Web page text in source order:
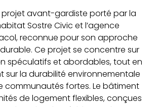
projet avant-gardiste porté par la
Sostre Civic et l’agence
reconnue pour son approche
Ce projet se concentre sur
spéculatifs et abordables, tout en
sur la durabilité environnementale
communautés fortes. Le bâtiment
de logement flexibles, conçues